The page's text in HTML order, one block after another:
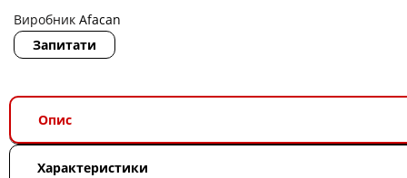
Виробник Afacan
Запитати
Опис
Характеристики